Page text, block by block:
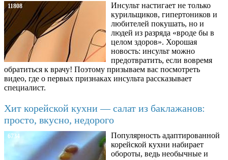
11808
Инсульт настигает не только
курильщиков, гипертоников и
любителей покушать, но и
людей из разряда «вроде бы в
целом здоров». Хорошая
новость: инсульт можно
предотвратить, если вовремя
обратиться к врачу! Поэтому призываем вас посмотреть
видео, где о первых признаках инсульта рассказывает
специалист.
Хит корейской кухни — салат из баклажанов:
просто, вкусно, недорого
6734
Популярность адаптированной
корейской кухни набирает
обороты, ведь необычные и